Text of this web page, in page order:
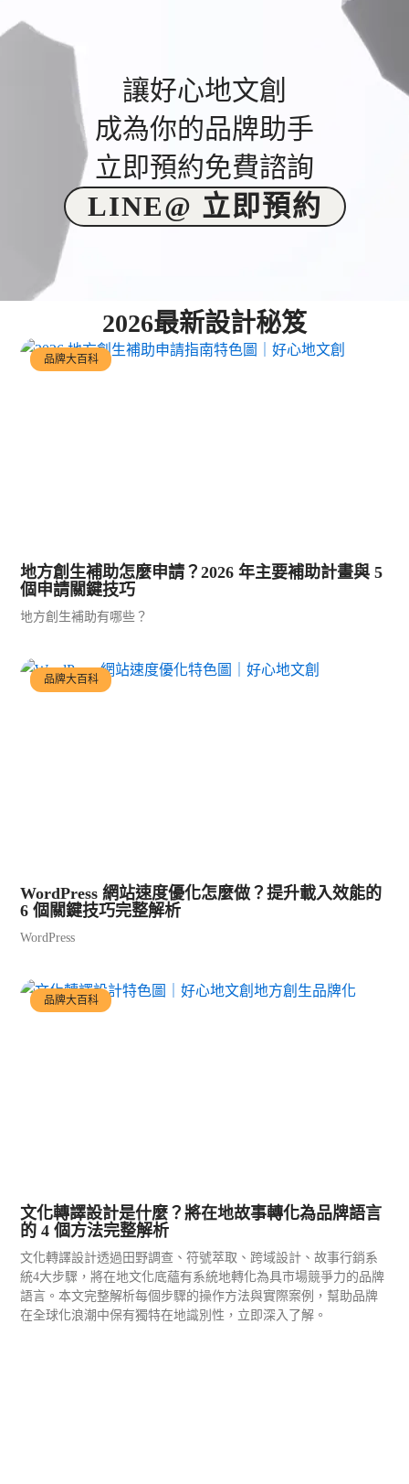
讓好心地文創
成為你的品牌助手
立即預約免費諮詢
LINE@ 立即預約
2026最新設計秘笈
品牌大百科
地方創生補助怎麼申請？2026 年主要補助計畫與 5
個申請關鍵技巧
地方創生補助有哪些？
品牌大百科
WordPress 網站速度優化怎麼做？提升載入效能的
6 個關鍵技巧完整解析
WordPress
品牌大百科
文化轉譯設計是什麼？將在地故事轉化為品牌語言
的 4 個方法完整解析
文化轉譯設計透過田野調查、符號萃取、跨域設計、故事行銷系
統4大步驟，將在地文化底蘊有系統地轉化為具市場競爭力的品牌
語言。本文完整解析每個步驟的操作方法與實際案例，幫助品牌
在全球化浪潮中保有獨特在地識別性，立即深入了解。